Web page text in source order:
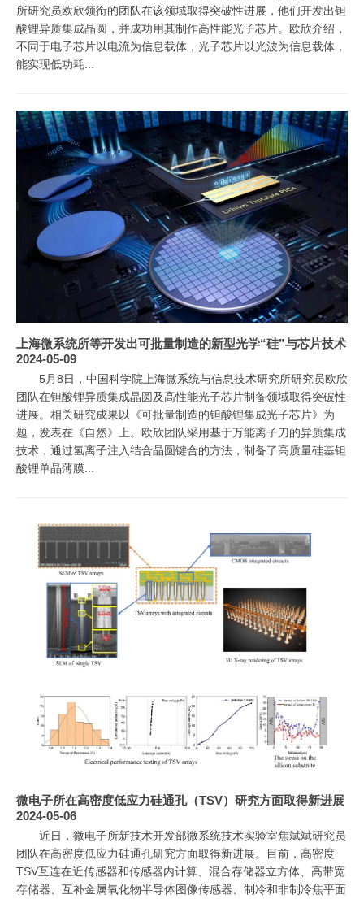
所研究员欧欣领衔的团队在该领域取得突破性进展，他们开发出钽
酸锂异质集成晶圆，并成功用其制作高性能光子芯片。欧欣介绍，
不同于电子芯片以电流为信息载体，光子芯片以光波为信息载体，
能实现低功耗...
上海微系统所等开发出可批量制造的新型光学“硅”与芯片技术
2024-05-09
5月8日，中国科学院上海微系统与信息技术研究所研究员欧欣
团队在钽酸锂异质集成晶圆及高性能光子芯片制备领域取得突破性
进展。相关研究成果以《可批量制造的钽酸锂集成光子芯片》为
题，发表在《自然》上。欧欣团队采用基于万能离子刀的异质集成
技术，通过氢离子注入结合晶圆键合的方法，制备了高质量硅基钽
酸锂单晶薄膜...
微电子所在高密度低应力硅通孔（TSV）研究方面取得新进展
2024-05-06
近日，微电子所新技术开发部微系统技术实验室焦斌斌研究员
团队在高密度低应力硅通孔研究方面取得新进展。目前，高密度
TSV互连在近传感器和传感器内计算、混合存储器立方体、高带宽
存储器、互补金属氧化物半导体图像传感器、制冷和非制冷焦平面